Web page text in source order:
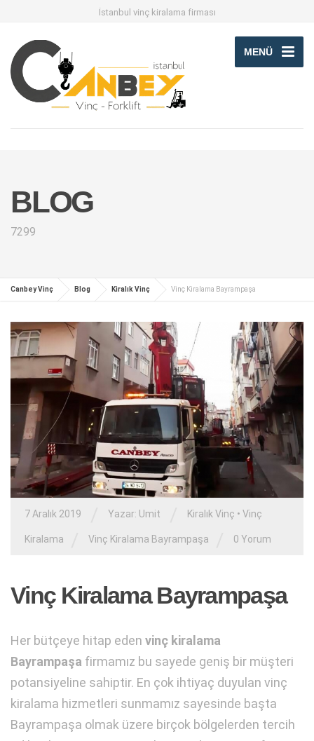
İstanbul vinç kiralama firması
MENÜ
BLOG
7299
Canbey Vinç Blog Kiralık Vinç Vinç Kiralama Bayrampaşa
7 Aralık 2019 Yazar: Umit Kiralık Vinç • Vinç
Kiralama Vinç Kiralama Bayrampaşa 0 Yorum
Vinç Kiralama Bayrampaşa
Her bütçeye hitap eden vinç kiralama
Bayrampaşa firmamız bu sayede geniş bir müşteri
potansiyeline sahiptir. En çok ihtiyaç duyulan vinç
kiralama hizmetleri sunmamız sayesinde başta
Bayrampaşa olmak üzere birçok bölgelerden tercih